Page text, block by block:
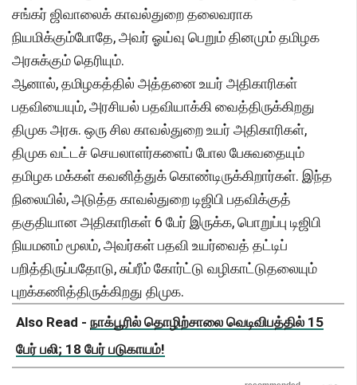
சங்கர் ஜிவாலைக் காவல்துறை தலைவராக
நியமிக்கும்போதே, அவர் ஓய்வு பெறும் தினமும் தமிழக
அரசுக்கும் தெரியும்.
ஆனால், தமிழகத்தில் அத்தனை உயர் அதிகாரிகள்
பதவியையும், அரசியல் பதவியாக்கி வைத்திருக்கிறது
திமுக அரசு. ஒரு சில காவல்துறை உயர் அதிகாரிகள்,
திமுக வட்டச் செயலாளர்களைப் போல பேசுவதையும்
தமிழக மக்கள் கவனித்துக் கொண்டிருக்கிறார்கள். இந்த
நிலையில், அடுத்த காவல்துறை டிஜிபி பதவிக்குத்
தகுதியான அதிகாரிகள் 6 பேர் இருக்க, பொறுப்பு டிஜிபி
நியமனம் மூலம், அவர்கள் பதவி உயர்வைத் தட்டிப்
பறித்திருப்பதோடு, சுப்ரீம் கோர்ட்டு வழிகாட்டுதலையும்
புறக்கணித்திருக்கிறது திமுக.
Also Read - நாக்பூரில் தொழிற்சாலை வெடிவிபத்தில் 15
பேர் பலி; 18 பேர் படுகாயம்!